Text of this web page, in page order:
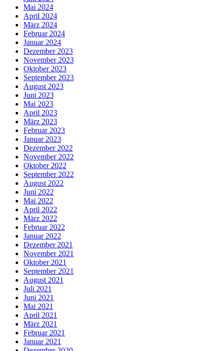
Mai 2024
April 2024
März 2024
Februar 2024
Januar 2024
Dezember 2023
November 2023
Oktober 2023
September 2023
August 2023
Juni 2023
Mai 2023
April 2023
März 2023
Februar 2023
Januar 2023
Dezember 2022
November 2022
Oktober 2022
September 2022
August 2022
Juni 2022
Mai 2022
April 2022
März 2022
Februar 2022
Januar 2022
Dezember 2021
November 2021
Oktober 2021
September 2021
August 2021
Juli 2021
Juni 2021
Mai 2021
April 2021
März 2021
Februar 2021
Januar 2021